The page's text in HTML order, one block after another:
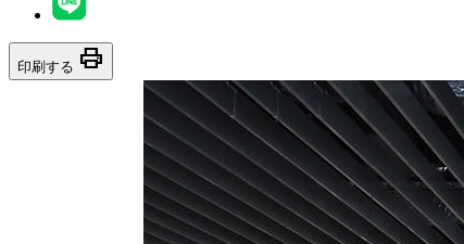
印刷する print